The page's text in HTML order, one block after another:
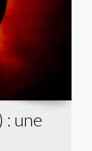
: une